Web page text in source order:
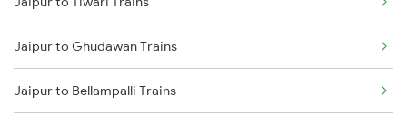
Kapasan to Gorakhpur Trains
Kapasan to Haridwar Trains
Kapasan to Khagaria Trains
Jaipur to Ghudawan Trains
Jaipur to Bellampalli Trains